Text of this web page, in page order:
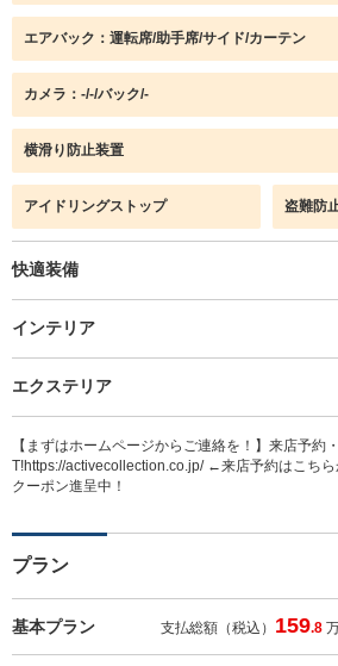
エアバック：運転席/助手席/サイド/カーテン
カメラ：-/-/バック/-
横滑り防止装置
アイドリングストップ 盗難防
快適装備
インテリア
エクステリア
【まずはホームページからご連絡を！】来店予約
T!https://activecollection.co.jp/ ←来店予約はこち
クーポン進呈中！
プラン
基本プラン 支払総額（税込） 159.8